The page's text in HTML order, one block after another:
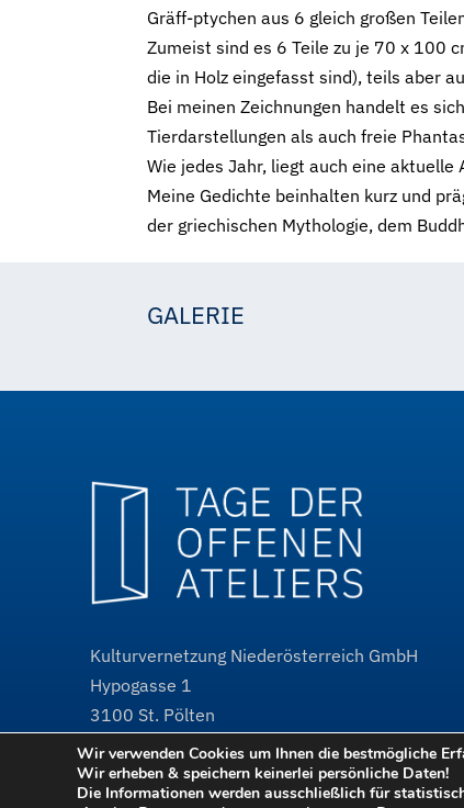
Gräff-ptychen aus 6 gleich großen
Zumeist sind es 6 Teile zu je 70 x 100
die in Holz eingefasst sind), teils aber
Bei meinen Zeichnungen handelt es
Tierdarstellungen als auch freie
Wie jedes Jahr, liegt auch eine aktuelle
Meine Gedichte beinhalten kurz und
der griechischen Mythologie, dem
GALERIE
Kulturvernetzung Niederösterreich GmbH
Hypogasse 1
3100 St. Pölten
@ tdoa@kulturvernetzung.at
w³www.kulturvernetzung.at
Wir verwenden Cookies um Ihnen die bestmögliche
Wir erheben & speichern keinerlei persönliche Daten!
Die Informationen werden ausschließlich für